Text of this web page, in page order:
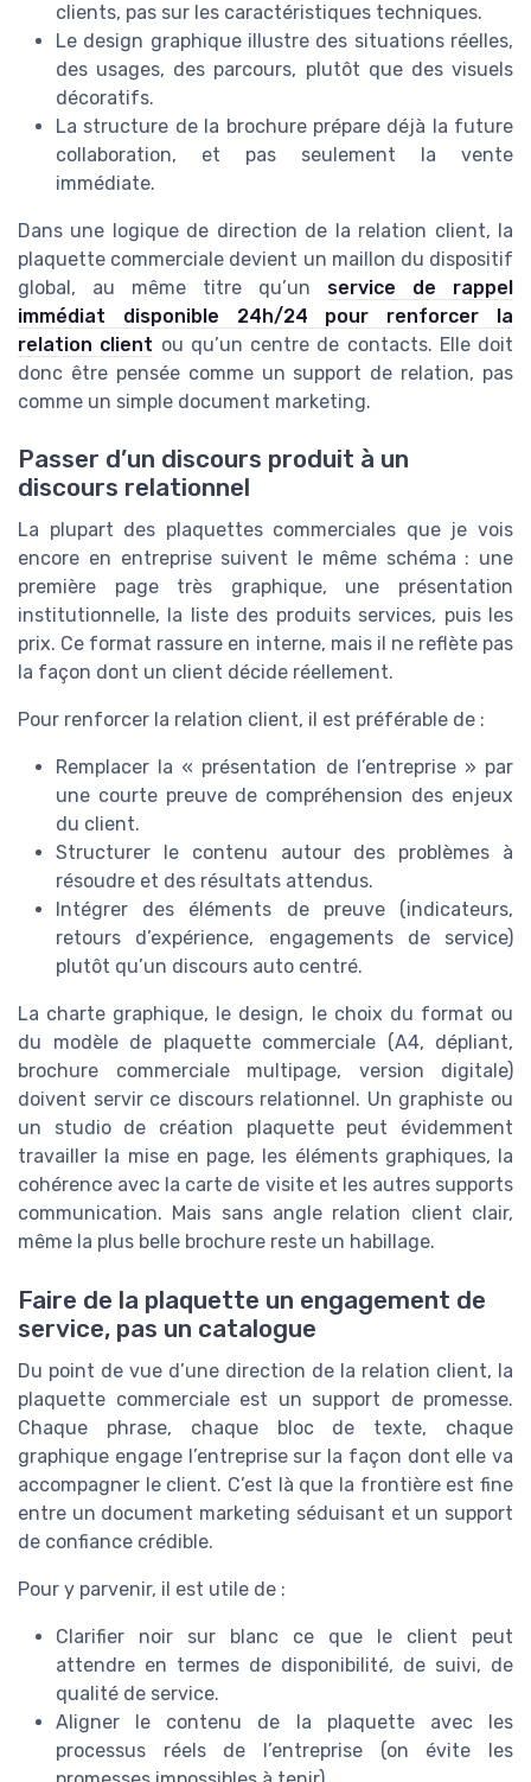
clients, pas sur les caractéristiques techniques.
Le design graphique illustre des situations réelles,
des usages, des parcours, plutôt que des visuels
décoratifs.
La structure de la brochure prépare déjà la future
collaboration, et pas seulement la vente
immédiate.
Dans une logique de direction de la relation client, la
plaquette commerciale devient un maillon du dispositif
global, au même titre qu’un service de rappel
immédiat disponible 24h/24 pour renforcer la
relation client ou qu’un centre de contacts. Elle doit
donc être pensée comme un support de relation, pas
comme un simple document marketing.
Passer d’un discours produit à un
discours relationnel
La plupart des plaquettes commerciales que je vois
encore en entreprise suivent le même schéma : une
première page très graphique, une présentation
institutionnelle, la liste des produits services, puis les
prix. Ce format rassure en interne, mais il ne reflète pas
la façon dont un client décide réellement.
Pour renforcer la relation client, il est préférable de :
Remplacer la « présentation de l’entreprise » par
une courte preuve de compréhension des enjeux
du client.
Structurer le contenu autour des problèmes à
résoudre et des résultats attendus.
Intégrer des éléments de preuve (indicateurs,
retours d’expérience, engagements de service)
plutôt qu’un discours auto centré.
La charte graphique, le design, le choix du format ou
du modèle de plaquette commerciale (A4, dépliant,
brochure commerciale multipage, version digitale)
doivent servir ce discours relationnel. Un graphiste ou
un studio de création plaquette peut évidemment
travailler la mise en page, les éléments graphiques, la
cohérence avec la carte de visite et les autres supports
communication. Mais sans angle relation client clair,
même la plus belle brochure reste un habillage.
Faire de la plaquette un engagement de
service, pas un catalogue
Du point de vue d’une direction de la relation client, la
plaquette commerciale est un support de promesse.
Chaque phrase, chaque bloc de texte, chaque
graphique engage l’entreprise sur la façon dont elle va
accompagner le client. C’est là que la frontière est fine
entre un document marketing séduisant et un support
de confiance crédible.
Pour y parvenir, il est utile de :
Clarifier noir sur blanc ce que le client peut
attendre en termes de disponibilité, de suivi, de
qualité de service.
Aligner le contenu de la plaquette avec les
processus réels de l’entreprise (on évite les